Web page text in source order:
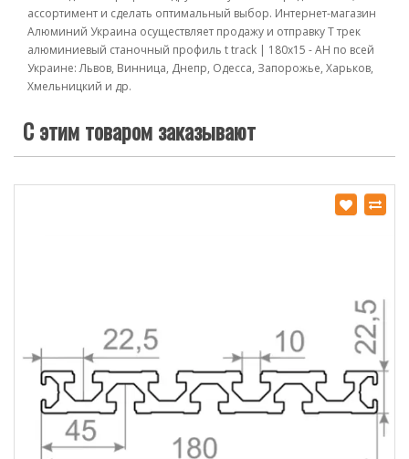
ассортимент и сделать оптимальный выбор. Интернет-магазин
Алюминий Украина осуществляет продажу и отправку Т трек
алюминиевый станочный профиль t track | 180х15 - АН по всей
Украине: Львов, Винница, Днепр, Одесса, Запорожье, Харьков,
Хмельницкий и др.
С этим товаром заказывают